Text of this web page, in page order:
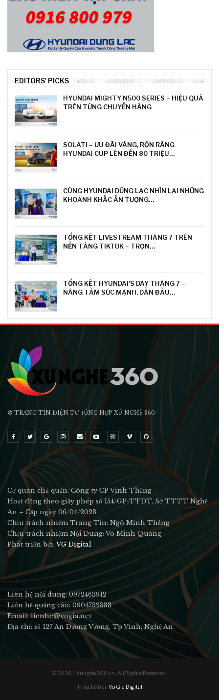
EDITORS' PICKS
HYUNDAI MIGHTY N500 SERIES – HIỆU QUẢ
TRÊN TỪNG CHUYẾN HÀNG
SOLATI – ƯU ĐÃI VÀNG, RỘN RÀNG
HYUNDAI CUP LÊN ĐẾN 80 TRIỆU…
CÙNG HYUNDAI DŨNG LẠC NHÌN LẠI NHỮNG
KHOẢNH KHẮC ẤN TƯỢNG…
TỔNG KẾT LIVESTREAM THÁNG 7 TRÊN
NỀN TẢNG TIKTOK – TRỌN…
TỔNG KẾT HYUNDAI’S DAY THÁNG 7 –
NÂNG TẦM SỨC MẠNH, DẪN ĐẦU…
® TRANG TIN ĐIỆN TỬ ТỔNG HỢP XỨ NGHỆ 360
Cơ quan chủ quản: Công ty CP Vinh Thắng
Hoạt động theo giấy phép số 154/GP-TTĐT, Sở TTTT Nghệ
An – Cấp ngày 06/04/2023.
Chịu trách nhiệm Trang Tin: Ngô Minh Thắng
Chịu trách nhiệm Nội Dung: Võ Minh Quang
Phát triển bởi:VG Digital
Liên hệ nội dung: 0972463912
Liên hệ quảng cáo: 0904732333
Email: lienhe@vogia.net
Địa chỉ: số 127 An Dương Vương, Tp Vinh, Nghệ An
© 2026 - Xunghe360.vn. All Rights Reserved.
Thiết kế bởi: Võ Gia Digital